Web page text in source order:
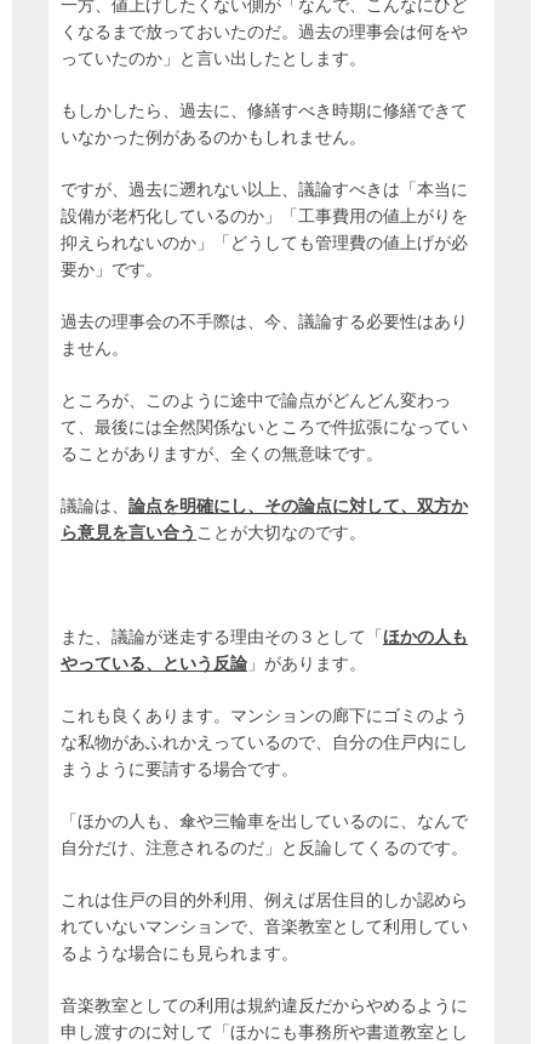
一方、値上げしたくない側が「なんで、こんなにひど
くなるまで放っておいたのだ。過去の理事会は何をや
っていたのか」と言い出したとします。
もしかしたら、過去に、修繕すべき時期に修繕できて
いなかった例があるのかもしれません。
ですが、過去に遡れない以上、議論すべきは「本当に
設備が老朽化しているのか」「工事費用の値上がりを
抑えられないのか」「どうしても管理費の値上げが必
要か」です。
過去の理事会の不手際は、今、議論する必要性はあり
ません。
ところが、このように途中で論点がどんどん変わっ
て、最後には全然関係ないところで件拡張になってい
ることがありますが、全くの無意味です。
議論は、 論点を明確にし、その論点に対して、双方か
ら意見を言い合う ことが大切なのです。
また、議論が迷走する理由その３として「 ほかの人も
やっている、という反論 」があります。
これも良くあります。マンションの廊下にゴミのよう
な私物があふれかえっているので、自分の住戸内にし
まうように要請する場合です。
「ほかの人も、傘や三輪車を出しているのに、なんで
自分だけ、注意されるのだ」と反論してくるのです。
これは住戸の目的外利用、例えば居住目的しか認めら
れていないマンションで、音楽教室として利用してい
るような場合にも見られます。
音楽教室としての利用は規約違反だからやめるように
申し渡すのに対して「ほかにも事務所や書道教室とし